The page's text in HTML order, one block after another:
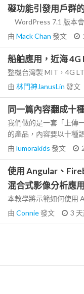
礙功能引發用戶群
WordPress 7.1 版本
由 Mack Chan 發文
船舶應用，近海 4G
整機台灣製 MIT，4G
由 林門神JanusLin 發文
同一篇內容翻成十
我們做的是一套「上傳
的產品，內容要以十種
由 lumorakids 發文
使用 Angular、
混合式影像分析應
本教學將示範如何使用
由 Connie發文 3